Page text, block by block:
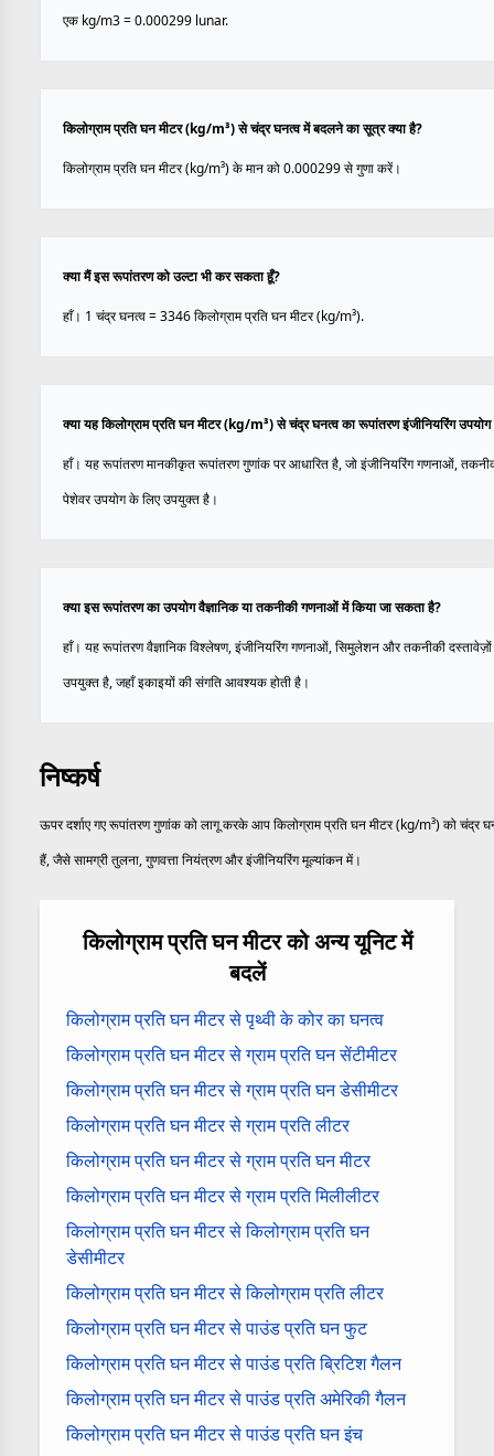
एक kg/m3 = 0.000299 lunar.
किलोग्राम प्रति घन मीटर (kg/m³) से चंद्र घनत्व में बदलने का सूत्र क्या है?
किलोग्राम प्रति घन मीटर (kg/m³) के मान को 0.000299 से गुणा करें।
क्या मैं इस रूपांतरण को उल्टा भी कर सकता हूँ?
हाँ। 1 चंद्र घनत्व = 3346 किलोग्राम प्रति घन मीटर (kg/m³).
क्या यह किलोग्राम प्रति घन मीटर (kg/m³) से चंद्र घनत्व का रूपांतरण इंजीनियरिंग
हाँ। यह रूपांतरण मानकीकृत रूपांतरण गुणांक पर आधारित है, जो इंजीनियरिंग गणनाओं,
पेशेवर उपयोग के लिए उपयुक्त है।
क्या इस रूपांतरण का उपयोग वैज्ञानिक या तकनीकी गणनाओं में किया जा सकता है?
हाँ। यह रूपांतरण वैज्ञानिक विश्लेषण, इंजीनियरिंग गणनाओं, सिमुलेशन और तकनीकी
उपयुक्त है, जहाँ इकाइयों की संगति आवश्यक होती है।
निष्कर्ष
ऊपर दर्शाए गए रूपांतरण गुणांक को लागू करके आप किलोग्राम प्रति घन मीटर (kg/m³) को चंद्र
हैं, जैसे सामग्री तुलना, गुणवत्ता नियंत्रण और इंजीनियरिंग मूल्यांकन में।
किलोग्राम प्रति घन मीटर को अन्य यूनिट में
बदलें
किलोग्राम प्रति घन मीटर से पृथ्वी के कोर का घनत्व
किलोग्राम प्रति घन मीटर से ग्राम प्रति घन सेंटीमीटर
किलोग्राम प्रति घन मीटर से ग्राम प्रति घन डेसीमीटर
किलोग्राम प्रति घन मीटर से ग्राम प्रति लीटर
किलोग्राम प्रति घन मीटर से ग्राम प्रति घन मीटर
किलोग्राम प्रति घन मीटर से ग्राम प्रति मिलीलीटर
किलोग्राम प्रति घन मीटर से किलोग्राम प्रति घन
डेसीमीटर
किलोग्राम प्रति घन मीटर से किलोग्राम प्रति लीटर
किलोग्राम प्रति घन मीटर से पाउंड प्रति घन फुट
किलोग्राम प्रति घन मीटर से पाउंड प्रति ब्रिटिश गैलन
किलोग्राम प्रति घन मीटर से पाउंड प्रति अमेरिकी गैलन
किलोग्राम प्रति घन मीटर से पाउंड प्रति घन इंच